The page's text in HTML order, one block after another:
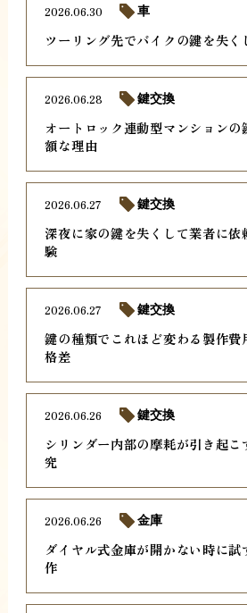
ツーリング先でバイクの鍵を失く
2026.06.30 車
オートロック連動型マンションの
額な理由
2026.06.28 鍵交換
深夜に家の鍵を失くして業者に依
験
2026.06.27 鍵交換
鍵の種類でこれほど変わる製作費
格差
2026.06.27 鍵交換
シリンダー内部の摩耗が引き起こ
究
2026.06.26 鍵交換
ダイヤル式金庫が開かない時に試
作
2026.06.26 金庫